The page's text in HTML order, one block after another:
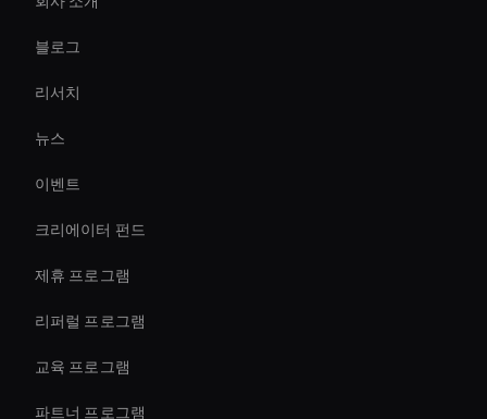
Virtual Spokesperson For Branding
Interactive Ai Avatar
Ecomm 판매를 즉시 늘리세요
Live Cam Ai Avatar
AI 비디오 배경 리무버
AI 비디오 스피드 체인저
블로그
리서치
뉴스
이벤트
크리에이터 펀드
제휴 프로그램
리퍼럴 프로그램
교육 프로그램
파트너 프로그램